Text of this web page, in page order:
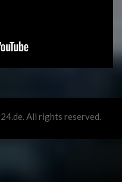
All rights reserved.